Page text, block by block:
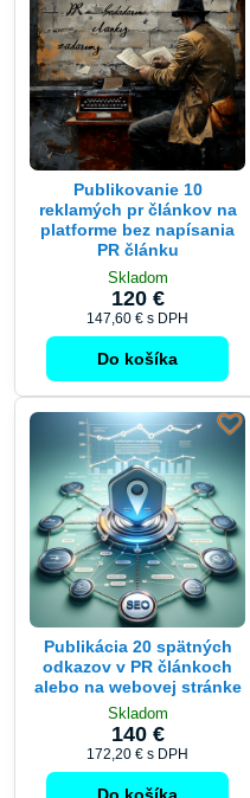
Publikovanie 10
reklamých pr článkov na
platforme bez napísania
PR článku
Skladom
120 €
147,60 € s DPH
Do košíka
Publikácia 20 spätných
odkazov v PR článkoch
alebo na webovej stránke
Skladom
140 €
172,20 € s DPH
Do košíka